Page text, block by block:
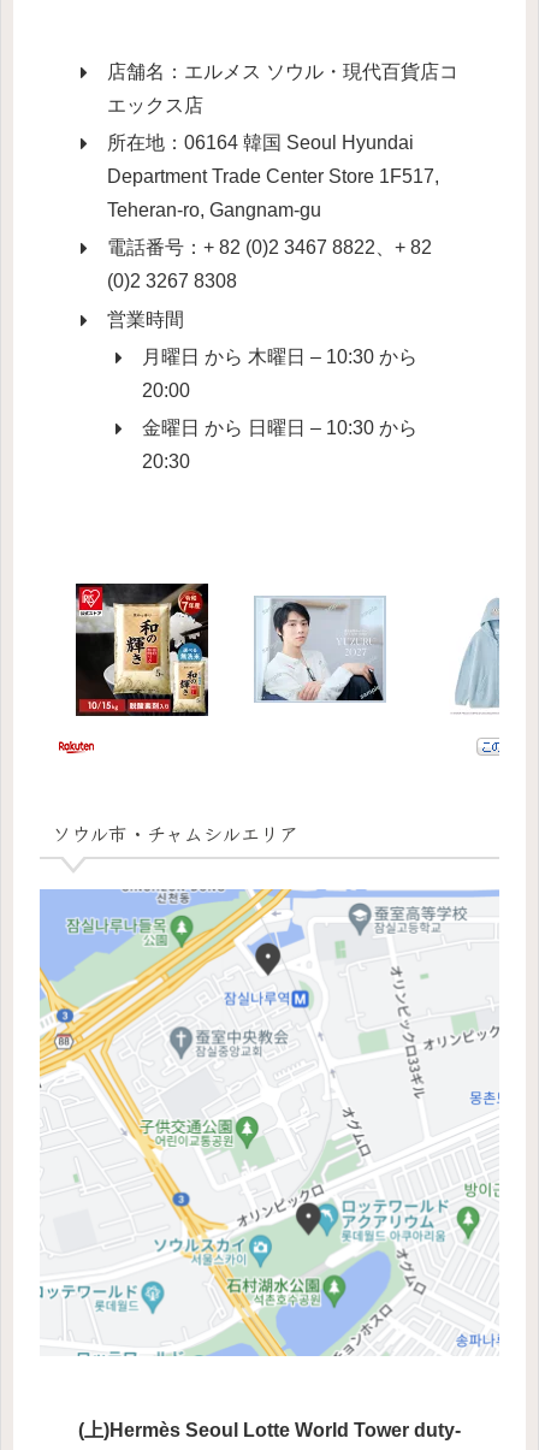
店舗名：エルメス ソウル・現代百貨店コ
エックス店
所在地：06164 韓国 Seoul Hyundai
Department Trade Center Store 1F517,
Teheran-ro, Gangnam-gu
電話番号：+ 82 (0)2 3467 8822、+ 82
(0)2 3267 8308
営業時間
月曜日 から 木曜日 – 10:30 から
20:00
金曜日 から 日曜日 – 10:30 から
20:30
ソウル市・チャムシルエリア
(上)Hermès Seoul Lotte World Tower duty-